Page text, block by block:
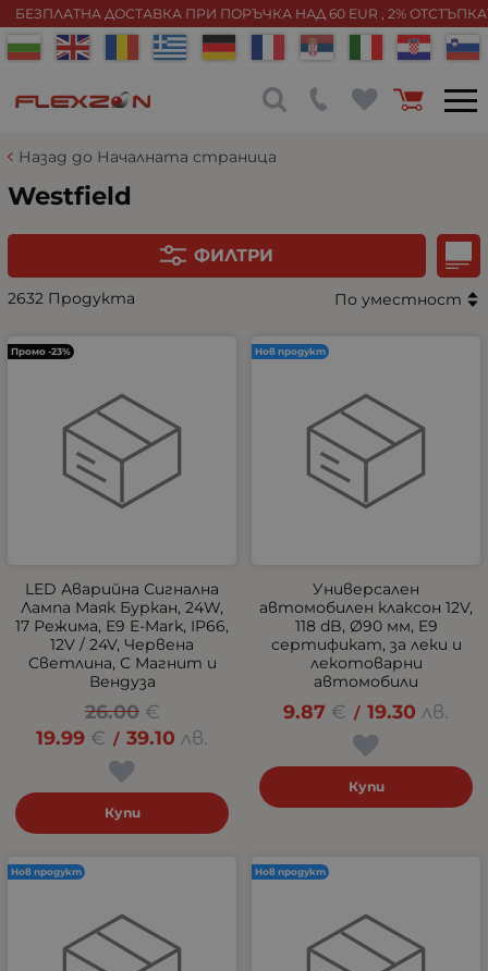
БЕЗПЛАТНА ДОСТАВКА ПРИ ПОРЪЧКА НАД 60 EUR , 2%
Назад до Началната страница
Westfield
ФИЛТРИ
2632 Продукта По уместност
LED Аварийна Сигнална
Лампа Маяк Буркан, 24W,
17 Режима, E9 E-Mark, IP66,
12V / 24V, Червена
Светлина, С Магнит и
Вендуза
26.00 €
19.99 € / 39.10 лв.
Купи
Промо -23%
Универсален
автомобилен клаксон 12V,
118 dB, Ø90 мм, E9
сертификат, за леки и
лекотоварни
автомобили
9.87 € / 19.30 лв.
Купи
Нов продукт
Нов продукт Нов продукт